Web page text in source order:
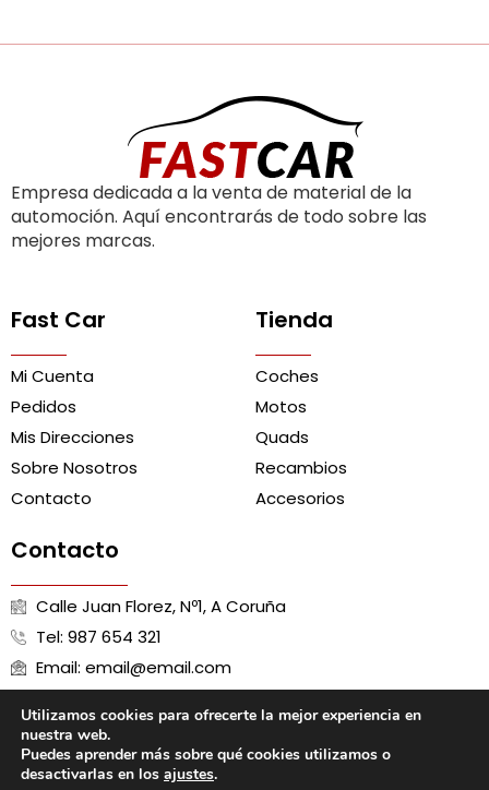
Empresa dedicada a la venta de material de la
automoción. Aquí encontrarás de todo sobre las
mejores marcas.
Fast Car
Mi Cuenta
Pedidos
Mis Direcciones
Sobre Nosotros
Contacto
Tienda
Coches
Motos
Quads
Recambios
Accesorios
Contacto
Calle Juan Florez, Nº1, A Coruña
Tel: 987 654 321
Email: email@email.com
Aviso Legal Política de Cookies
Política de Privacidad
Utilizamos cookies para ofrecerte la mejor experiencia en
nuestra web.
Puedes aprender más sobre qué cookies utilizamos o
desactivarlas en los ajustes.